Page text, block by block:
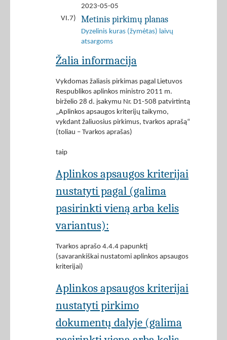
2023-05-05
VI.7)
Metinis pirkimų planas
Dyzelinis kuras (žymėtas) laivų
atsargoms
Žalia informacija
Vykdomas žaliasis pirkimas pagal Lietuvos
Respublikos aplinkos ministro 2011 m.
birželio 28 d. įsakymu Nr. D1-508 patvirtintą
„Aplinkos apsaugos kriterijų taikymo,
vykdant žaliuosius pirkimus, tvarkos aprašą“
(toliau – Tvarkos aprašas)
taip
Aplinkos apsaugos kriterijai
nustatyti pagal (galima
pasirinkti vieną arba kelis
variantus):
Tvarkos aprašo 4.4.4 papunktį
(savarankiškai nustatomi aplinkos apsaugos
kriterijai)
Aplinkos apsaugos kriterijai
nustatyti pirkimo
dokumentų dalyje (galima